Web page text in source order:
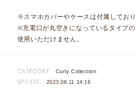
※スマホカバーやケースは付属しており
※充電口が丸空きになっているタイプ
使用いただけません。
CATEGORY: Curly Collection
UPDATE: 2023.08.11 14:16